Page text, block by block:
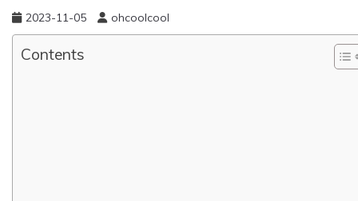
2023-11-05 ohcoolcool
Contents